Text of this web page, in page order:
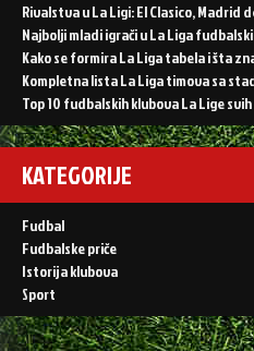
Rivalstva u La Ligi: El Clasico, Madrid
Najbolji mladi igrači u La Liga
Kako se formira La Liga tabela i šta
Kompletna lista La Liga timova sa
Top 10 fudbalskih klubova La Lige
KATEGORIJE
Fudbal
Fudbalske priče
Istorija klubova
Sport